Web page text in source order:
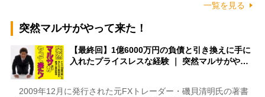
一覧を見る
突然マルサがやって来た！
【最終回】1億6000万円の負債と引き換えに手に
入れたプライスレスな経験 ｜ 突然マルサがや…
2009年12月に発行された元FXトレーダー・磯貝清明氏の著書